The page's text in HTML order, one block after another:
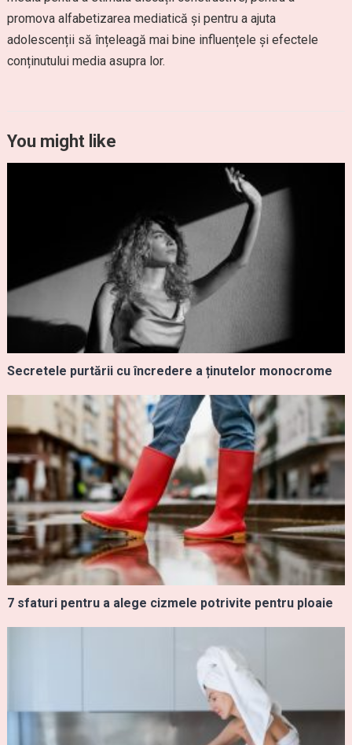
promova alfabetizarea mediatică și pentru a ajuta
adolescenții să înțeleagă mai bine influențele și efectele
conținutului media asupra lor.
You might like
Secretele purtării cu încredere a ținutelor monocrome
7 sfaturi pentru a alege cizmele potrivite pentru ploaie